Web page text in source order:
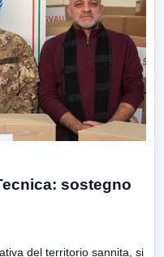
sostegno
del territorio sannita, si